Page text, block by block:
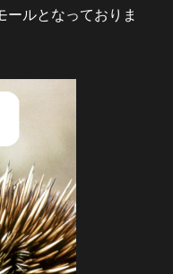
ールとなっておりま